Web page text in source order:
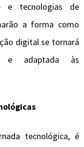
e tecnologias de
a forma como
digital se tornará
e adaptada às
tecnológica, é